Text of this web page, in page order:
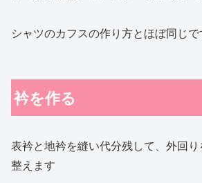
シャツのカフスの作り方とほぼ同じで
衿を作る
表衿と地衿を縫い代分残して、外回
整えます